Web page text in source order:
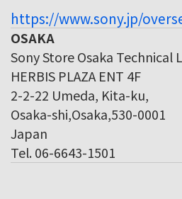
https://www.sony.jp/
OSAKA
Sony Store Osaka Technical
HERBIS PLAZA ENT 4F
2-2-22 Umeda, Kita-ku,
Osaka-shi,Osaka,530-0001
Japan
Tel. 06-6643-1501